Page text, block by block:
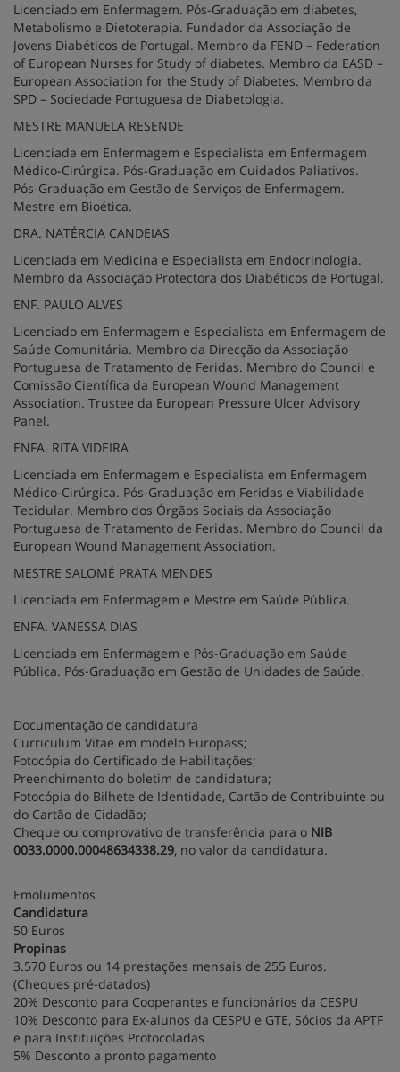
Licenciado em Enfermagem. Pós-Graduação em diabetes,
Metabolismo e Dietoterapia. Fundador da Associação de
Jovens Diabéticos de Portugal. Membro da FEND – Federation
of European Nurses for Study of diabetes. Membro da EASD –
European Association for the Study of Diabetes. Membro da
SPD – Sociedade Portuguesa de Diabetologia.
MESTRE MANUELA RESENDE
Licenciada em Enfermagem e Especialista em Enfermagem
Médico-Cirúrgica. Pós-Graduação em Cuidados Paliativos.
Pós-Graduação em Gestão de Serviços de Enfermagem.
Mestre em Bioética.
DRA. NATÉRCIA CANDEIAS
Licenciada em Medicina e Especialista em Endocrinologia.
Membro da Associação Protectora dos Diabéticos de Portugal.
ENF. PAULO ALVES
Licenciado em Enfermagem e Especialista em Enfermagem de
Saúde Comunitária. Membro da Direcção da Associação
Portuguesa de Tratamento de Feridas. Membro do Council e
Comissão Científica da European Wound Management
Association. Trustee da European Pressure Ulcer Advisory
Panel.
ENFA. RITA VIDEIRA
Licenciada em Enfermagem e Especialista em Enfermagem
Médico-Cirúrgica. Pós-Graduação em Feridas e Viabilidade
Tecidular. Membro dos Órgãos Sociais da Associação
Portuguesa de Tratamento de Feridas. Membro do Council da
European Wound Management Association.
MESTRE SALOMÉ PRATA MENDES
Licenciada em Enfermagem e Mestre em Saúde Pública.
ENFA. VANESSA DIAS
Licenciada em Enfermagem e Pós-Graduação em Saúde
Pública. Pós-Graduação em Gestão de Unidades de Saúde.
Documentação de candidatura
Curriculum Vitae em modelo Europass;
Fotocópia do Certificado de Habilitações;
Preenchimento do boletim de candidatura;
Fotocópia do Bilhete de Identidade, Cartão de Contribuinte ou
do Cartão de Cidadão;
Cheque ou comprovativo de transferência para o NIB
0033.0000.00048634338.29, no valor da candidatura.
Emolumentos
Candidatura
50 Euros
Propinas
3.570 Euros ou 14 prestações mensais de 255 Euros.
(Cheques pré-datados)
20% Desconto para Cooperantes e funcionários da CESPU
10% Desconto para Ex-alunos da CESPU e GTE, Sócios da APTF
e para Instituições Protocoladas
5% Desconto a pronto pagamento